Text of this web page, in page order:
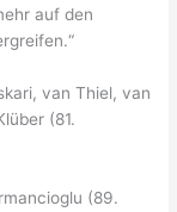
auf den
van Thiel, van
(81.
(89.